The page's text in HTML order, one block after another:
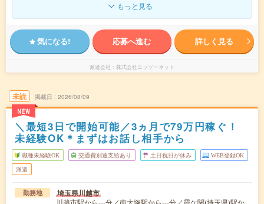
もっと見る
気になる! 応募へ進む 詳しく見る
派遣会社 株式会社ニッソーネット
未読
NEW
掲載日 2026/08/09
＼最短3日で開始可能／3ヵ月で79万円稼ぐ！
未経験OK＊まずはお話し相手から
職種未経験OK 交通費別途支給あり 土日祝日が休み WEB登録OK
派遣
勤務地 埼玉県川越市